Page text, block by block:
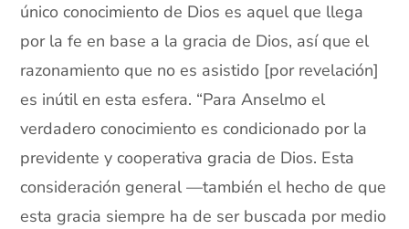
único conocimiento de Dios es aquel que llega
por la fe en base a la gracia de Dios, así que el
razonamiento que no es asistido [por revelación]
es inútil en esta esfera. “Para Anselmo el
verdadero conocimiento es condicionado por la
previdente y cooperativa gracia de Dios. Esta
consideración general —también el hecho de que
esta gracia siempre ha de ser buscada por medio